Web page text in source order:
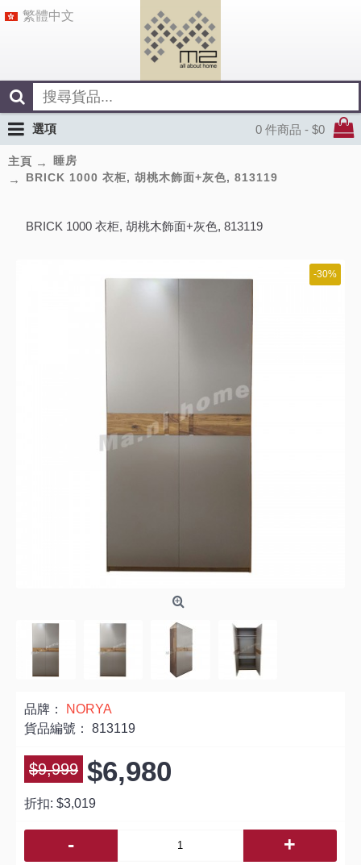
繁體中文
0 件商品 - $0
選項
主頁
睡房
BRICK 1000 衣柜, 胡桃木飾面+灰色, 813119
BRICK 1000 衣柜, 胡桃木飾面+灰色, 813119
-30%
品牌：
NORYA
貨品編號： 813119
$9,999 $6,980
折扣: $3,019
- +